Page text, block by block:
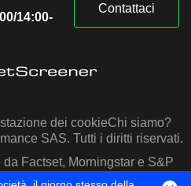
14:00-
Contattaci
dei cookieChi siamo?
SAS. Tutti i diritti riservati.
Factset, Morningstar e S&P
IQ